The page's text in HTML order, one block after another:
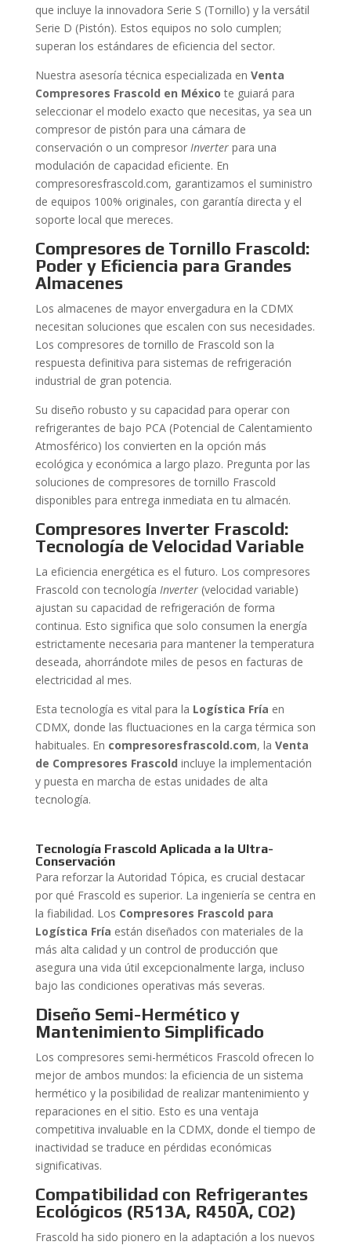
que incluye la innovadora Serie S (Tornillo) y la versátil
Serie D (Pistón). Estos equipos no solo cumplen;
superan los estándares de eficiencia del sector.
Nuestra asesoría técnica especializada en Venta
Compresores Frascold en México te guiará para
seleccionar el modelo exacto que necesitas, ya sea un
compresor de pistón para una cámara de
conservación o un compresor Inverterpara una
modulación de capacidad eficiente. En
compresoresfrascold.com, garantizamos el suministro
de equipos 100% originales, con garantía directa y el
soporte local que mereces.
Compresores de Tornillo Frascold:
Poder y Eficiencia para Grandes
Almacenes
Los almacenes de mayor envergadura en la CDMX
necesitan soluciones que escalen con sus necesidades.
Los compresores de tornillo de Frascold son la
respuesta definitiva para sistemas de refrigeración
industrial de gran potencia.
Su diseño robusto y su capacidad para operar con
refrigerantes de bajo PCA (Potencial de Calentamiento
Atmosférico) los convierten en la opción más
ecológica y económica a largo plazo. Pregunta por las
soluciones de compresores de tornillo Frascold
disponibles para entrega inmediata en tu almacén.
Compresores Inverter Frascold:
Tecnología de Velocidad Variable
La eficiencia energética es el futuro. Los compresores
Frascold con tecnología Inverter(velocidad variable)
ajustan su capacidad de refrigeración de forma
continua. Esto significa que solo consumen la energía
estrictamente necesaria para mantener la temperatura
deseada, ahorrándote miles de pesos en facturas de
electricidad al mes.
Esta tecnología es vital para la Logística Fría en
CDMX, donde las fluctuaciones en la carga térmica son
habituales. En compresoresfrascold.com, la Venta
de Compresores Frascold incluye la implementación
y puesta en marcha de estas unidades de alta
tecnología.
Tecnología Frascold Aplicada a la Ultra-
Conservación
Para reforzar la Autoridad Tópica, es crucial destacar
por qué Frascold es superior. La ingeniería se centra en
la fiabilidad. Los Compresores Frascold para
Logística Fría están diseñados con materiales de la
más alta calidad y un control de producción que
asegura una vida útil excepcionalmente larga, incluso
bajo las condiciones operativas más severas.
Diseño Semi-Hermético y
Mantenimiento Simplificado
Los compresores semi-herméticos Frascold ofrecen lo
mejor de ambos mundos: la eficiencia de un sistema
hermético y la posibilidad de realizar mantenimiento y
reparaciones en el sitio. Esto es una ventaja
competitiva invaluable en la CDMX, donde el tiempo de
inactividad se traduce en pérdidas económicas
significativas.
Compatibilidad con Refrigerantes
Ecológicos (R513A, R450A, CO2)
Frascold ha sido pionero en la adaptación a los nuevos